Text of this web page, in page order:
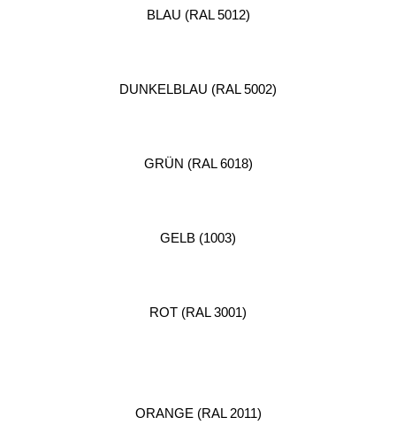
BLAU (RAL 5012)
DUNKELBLAU (RAL 5002)
GRÜN (RAL 6018)
GELB (1003)
ROT (RAL 3001)
ORANGE (RAL 2011)